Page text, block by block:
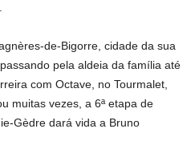
de-Bigorre, cidade da sua
pela aldeia da família até
com Octave, no Tourmalet,
muitas vezes, a 6ª etapa de
Gèdre dará vida a Bruno